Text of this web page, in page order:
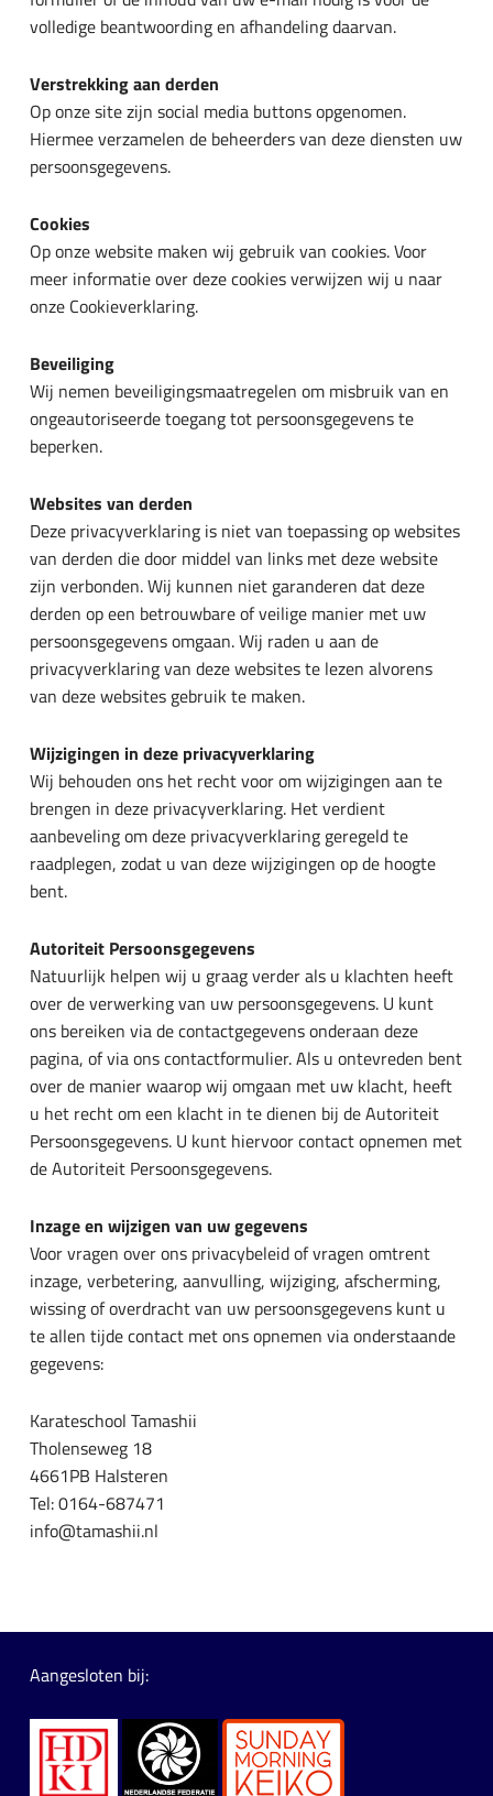
volledige beantwoording en afhandeling daarvan.
Verstrekking aan derden
Op onze site zijn social media buttons opgenomen.
Hiermee verzamelen de beheerders van deze diensten uw
persoonsgegevens.
Cookies
Op onze website maken wij gebruik van cookies. Voor
meer informatie over deze cookies verwijzen wij u naar
onze Cookieverklaring.
Beveiliging
Wij nemen beveiligingsmaatregelen om misbruik van en
ongeautoriseerde toegang tot persoonsgegevens te
beperken.
Websites van derden
Deze privacyverklaring is niet van toepassing op websites
van derden die door middel van links met deze website
zijn verbonden. Wij kunnen niet garanderen dat deze
derden op een betrouwbare of veilige manier met uw
persoonsgegevens omgaan. Wij raden u aan de
privacyverklaring van deze websites te lezen alvorens
van deze websites gebruik te maken.
Wijzigingen in deze privacyverklaring
Wij behouden ons het recht voor om wijzigingen aan te
brengen in deze privacyverklaring. Het verdient
aanbeveling om deze privacyverklaring geregeld te
raadplegen, zodat u van deze wijzigingen op de hoogte
bent.
Autoriteit Persoonsgegevens
Natuurlijk helpen wij u graag verder als u klachten heeft
over de verwerking van uw persoonsgegevens. U kunt
ons bereiken via de contactgegevens onderaan deze
pagina, of via ons contactformulier. Als u ontevreden bent
over de manier waarop wij omgaan met uw klacht, heeft
u het recht om een klacht in te dienen bij de Autoriteit
Persoonsgegevens. U kunt hiervoor contact opnemen met
de Autoriteit Persoonsgegevens.
Inzage en wijzigen van uw gegevens
Voor vragen over ons privacybeleid of vragen omtrent
inzage, verbetering, aanvulling, wijziging, afscherming,
wissing of overdracht van uw persoonsgegevens kunt u
te allen tijde contact met ons opnemen via onderstaande
gegevens:
Karateschool Tamashii
Tholenseweg 18
4661PB Halsteren
Tel: 0164-687471
info@tamashii.nl
Aangesloten bij: